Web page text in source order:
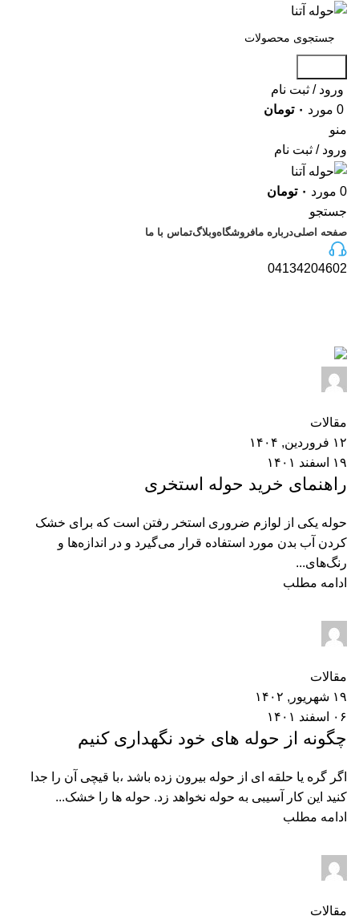
ورود / ثبت نام
0 مورد ۰ تومان
منو
ورود / ثبت نام
0 مورد ۰ تومان
جستجو
صفحه اصلیدرباره مافروشگاهوبلاگتماس با ما
04134204602
مقالات
۱۲ فروردین, ۱۴۰۴
۱۹ اسفند ۱۴۰۱
راهنمای خرید حوله استخری
حوله یکی از لوازم ضروری استخر رفتن است که برای خشک
کردن آب بدن مورد استفاده قرار می‌گیرد و در اندازه‌ها و
رنگ‌های...
ادامه مطلب
مقالات
۱۹ شهریور, ۱۴۰۲
۰۶ اسفند ۱۴۰۱
چگونه از حوله های خود نگهداری کنیم
اگر گره یا حلقه ای از حوله بیرون زده باشد ،با قیچی آن را جدا
کنید این کار آسیبی به حوله نخواهد زد. حوله ها را خشک...
ادامه مطلب
مقالات